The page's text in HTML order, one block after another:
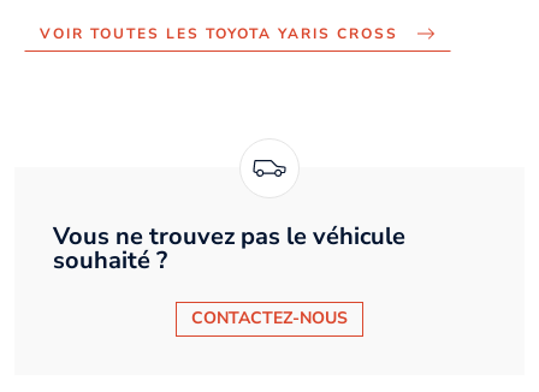
VOIR TOUTES LES TOYOTA YARIS CROSS
Vous ne trouvez pas le véhicule
souhaité ?
CONTACTEZ-NOUS